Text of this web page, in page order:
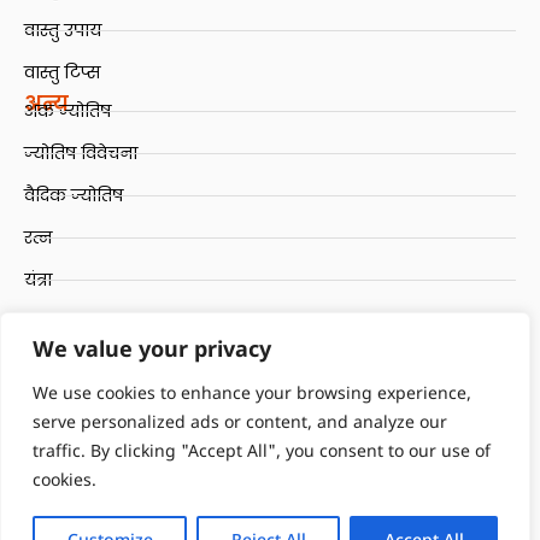
We value your privacy
We use cookies to enhance your browsing experience,
serve personalized ads or content, and analyze our
traffic. By clicking "Accept All", you consent to our use of
cookies.
वास्तु उपाय
वास्तु टिप्स
अन्य
अंक ज्योतिष
ज्योतिष विवेचना
वैदिक ज्योतिष
रत्न
यंत्रा
Terms and Conditions
Contact Us
Privacy Policy
Refund and Returns Policy